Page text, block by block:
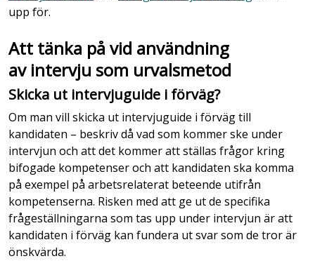
upp för.
Att tänka på vid användning
av intervju som urvalsmetod
Skicka ut intervjuguide i förväg?
Om man vill skicka ut intervjuguide i förväg till
kandidaten – beskriv då vad som kommer ske under
intervjun och att det kommer att ställas frågor kring
bifogade kompetenser och att kandidaten ska komma
på exempel på arbetsrelaterat beteende utifrån
kompetenserna. Risken med att ge ut de specifika
frågeställningarna som tas upp under intervjun är att
kandidaten i förväg kan fundera ut svar som de tror är
önskvärda.